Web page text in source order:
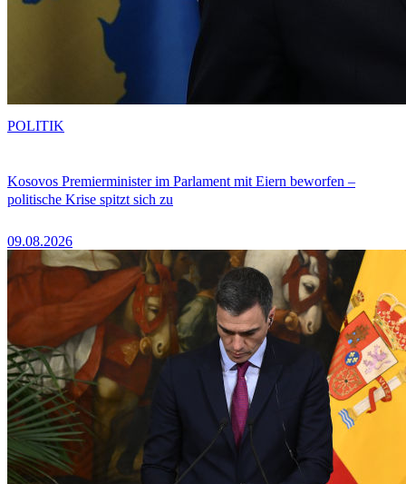
Kosovos Premierminister im Parlament mit Eiern beworfen –
politische Krise spitzt sich zu
09.08.2026
POLITIK